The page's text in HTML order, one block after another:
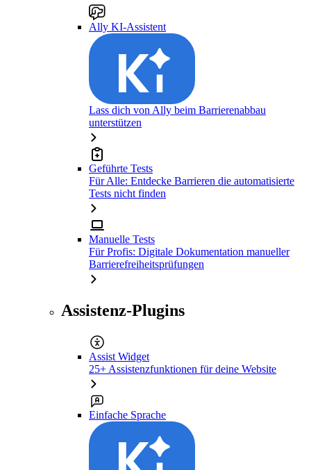
Ally KI-Assistent
Lass dich von Ally beim Barrierenabbau
unterstützen
Geführte Tests
Für Alle: Entdecke Barrieren die automatisierte
Tests nicht finden
Manuelle Tests
Für Profis: Digitale Dokumentation manueller
Barrierefreiheitsprüfungen
Assistenz-Plugins
Assist Widget
25+ Assistenzfunktionen für deine Website
Einfache Sprache